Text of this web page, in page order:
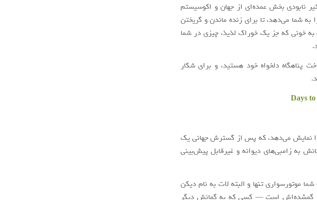
نابودی بخش عمده‌ای از جهان و اکوسیستم
این فرصت را به شما می‌دهد، تا برای زنده ماندن و گریختن
خونی که جز یک خوراک لذیذ، چیزی در شما
پناهگاه دلخواه خود هستید، و برای شکار
نمایش می‌دهد، که پس از گسترش جهانی یک
به زامبی‌های دیوانه و غیرقابل پیش‌بینی
موتور‌سواری تنها و البته لات به نام دیکن
گمشده‌اش است — کسی که به گمانش دیگر